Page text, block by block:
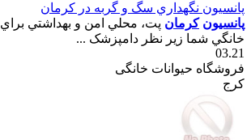
پانسيون نگهداري سگ و گربه در کرمان
پانسيون کرمان پت، محلي امن و بهداشتي براي
خانگي شما زير نظر دامپزشک ...
03.21
فروشگاه حیوانات خانگی
کرج